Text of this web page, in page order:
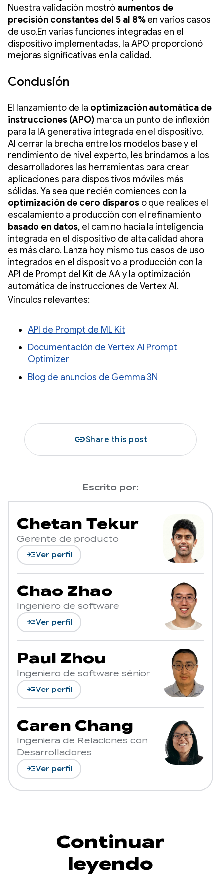
Nuestra validación mostró aumentos de
precisión constantes del 5 al 8% en varios casos
de uso.En varias funciones integradas en el
dispositivo implementadas, la APO proporcionó
mejoras significativas en la calidad.
Conclusión
El lanzamiento de la optimización automática de
instrucciones (APO) marca un punto de inflexión
para la IA generativa integrada en el dispositivo.
Al cerrar la brecha entre los modelos base y el
rendimiento de nivel experto, les brindamos a los
desarrolladores las herramientas para crear
aplicaciones para dispositivos móviles más
sólidas. Ya sea que recién comiences con la
optimización de cero disparos o que realices el
escalamiento a producción con el refinamiento
basado en datos, el camino hacia la inteligencia
integrada en el dispositivo de alta calidad ahora
es más claro. Lanza hoy mismo tus casos de uso
integrados en el dispositivo a producción con la
API de Prompt del Kit de AA y la optimización
automática de instrucciones de Vertex AI.
Vínculos relevantes:
API de Prompt de ML Kit
Documentación de Vertex AI Prompt
Optimizer
Blog de anuncios de Gemma 3N
linkShare this post
Escrito por:
Chetan Tekur
Gerente de producto
read_moreVer perfil
Chao Zhao
Ingeniero de software
read_moreVer perfil
Paul Zhou
Ingeniero de software sénior
read_moreVer perfil
Caren Chang
Ingeniera de Relaciones con
Desarrolladores
read_moreVer perfil
Continuar
leyendo